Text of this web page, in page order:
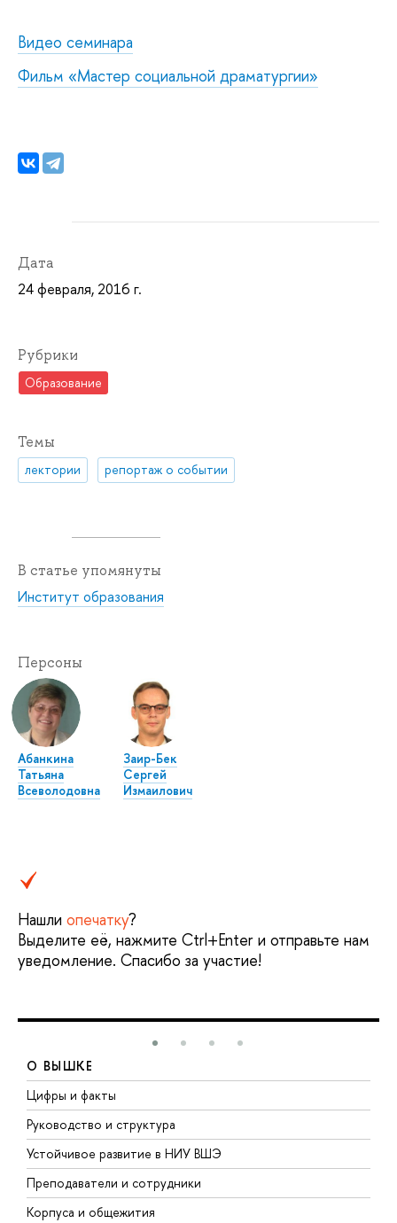
Видео семинара
Фильм «Мастер социальной драматургии»
Дата
24 февраля, 2016 г.
Рубрики
Образование
Темы
лектории репортаж о событии
В статье упомянуты
Институт образования
Персоны
Абанкина
Татьяна
Всеволодовна
Заир-Бек
Сергей
Измаилович
Нашли опечатку?
Выделите её, нажмите Ctrl+Enter и отправьте нам
уведомление. Спасибо за участие!
О ВЫШКЕ
Цифры и факты
Руководство и структура
Устойчивое развитие в НИУ ВШЭ
Преподаватели и сотрудники
Корпуса и общежития